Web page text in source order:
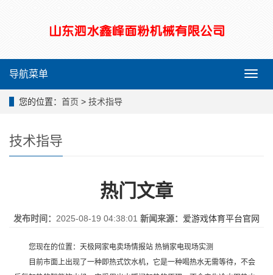
导
导航菜单
您的位置： 首页 > 技术指导
技术指导
热门文章
发布时间： 2025-08-19 04:38:01 新闻来源： 爱游戏体育平台官网
您现在的位置：天极网家电卖场情报站 热销家电现场实测
目前市面上出现了一种即热式饮水机，它是一种喝热水无需等待，不会